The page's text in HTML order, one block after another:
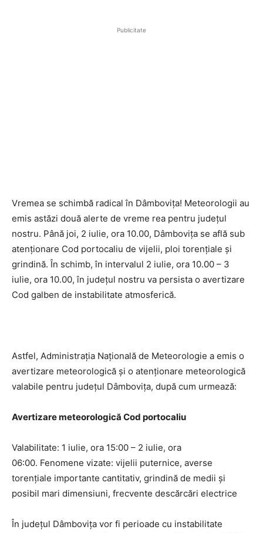
Publicitate
Vremea se schimbă radical în Dâmbovița! Meteorologii au
emis astăzi două alerte de vreme rea pentru județul
nostru. Până joi, 2 iulie, ora 10.00, Dâmbovița se află sub
atenționare Cod portocaliu de vijelii, ploi torențiale și
grindină. În schimb, în intervalul 2 iulie, ora 10.00 – 3
iulie, ora 10.00, în județul nostru va persista o avertizare
Cod galben de instabilitate atmosferică.
Astfel, Administrația Națională de Meteorologie a emis o
avertizare meteorologică și o atenționare meteorologică
valabile pentru județul Dâmbovița, după cum urmează:
Avertizare meteorologică Cod portocaliu
Valabilitate: 1 iulie, ora 15:00 – 2 iulie, ora
06:00. Fenomene vizate: vijelii puternice, averse
torențiale importante cantitativ, grindină de medii și
posibil mari dimensiuni, frecvente descărcări electrice
În județul Dâmbovița vor fi perioade cu instabilitate